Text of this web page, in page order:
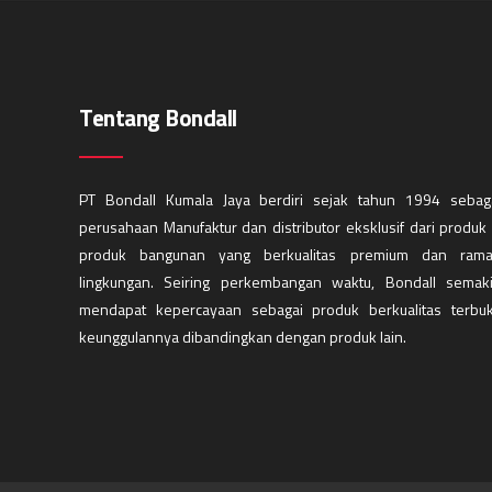
Tentang Bondall
PT Bondall Kumala Jaya berdiri sejak tahun 1994
perusahaan Manufaktur dan distributor eksklusif dari produk
produk bangunan yang berkualitas premium dan
lingkungan. Seiring perkembangan waktu, Bondall
mendapat kepercayaan sebagai produk berkualitas
keunggulannya dibandingkan dengan produk lain.